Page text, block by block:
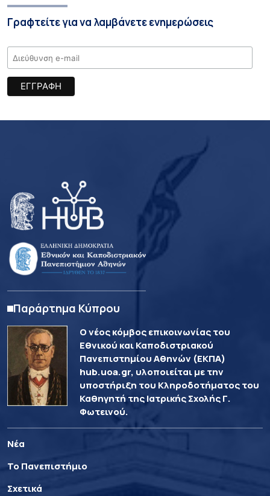
Γραφτείτε για να λαμβάνετε ενημερώσεις
Παράρτημα Κύπρου
Ο νέος κόμβος επικοινωνίας του
Εθνικού και Καποδιστριακού
Πανεπιστημίου Αθηνών (ΕΚΠΑ)
hub.uoa.gr, υλοποιείται με την
υποστήριξη του Κληροδοτήματος του
Καθηγητή της Ιατρικής Σχολής Γ.
Φωτεινού.
Νέα
Το Πανεπιστήμιο
Σχετικά